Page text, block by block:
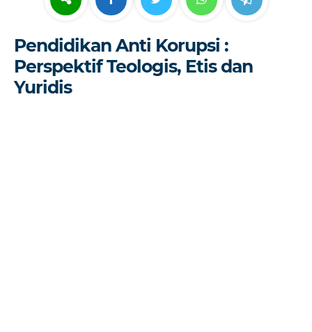
Pendidikan Anti Korupsi :
Perspektif Teologis, Etis dan
Yuridis